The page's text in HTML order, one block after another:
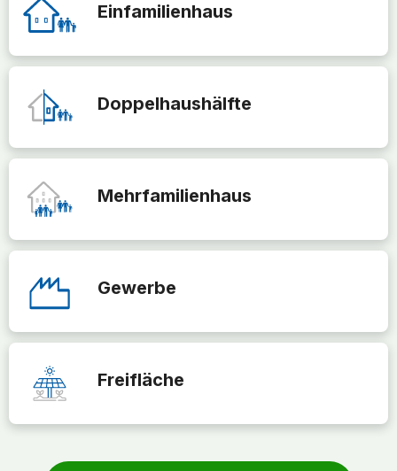
Einfamilienhaus
Doppelhaushälfte
Mehrfamilienhaus
Gewerbe
Freifläche